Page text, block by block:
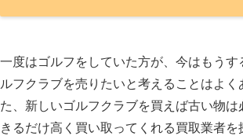
一度はゴルフをしていた方が、今はもうす
ルフクラブを売りたいと考えることはよく
た、新しいゴルフクラブを買えば古い物
きるだけ高く買い取ってくれる買取業者を